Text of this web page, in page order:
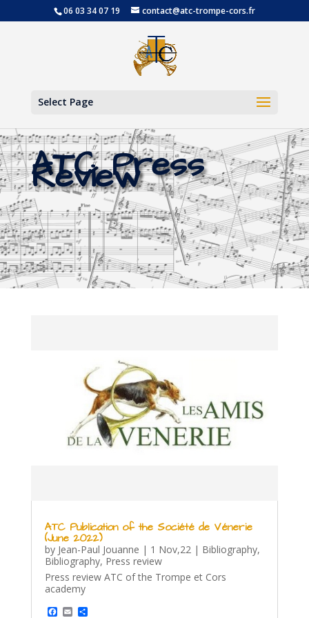
06 03 34 07 19 contact@atc-trompe-cors.fr
Select Page
ATC Press
Review
ATC Publication of the Société de Vénerie
(June 2022)
by Jean-Paul Jouanne | 1 Nov,22 | Bibliography,
Bibliography, Press review
Press review ATC of the Trompe et Cors
academy
F E S